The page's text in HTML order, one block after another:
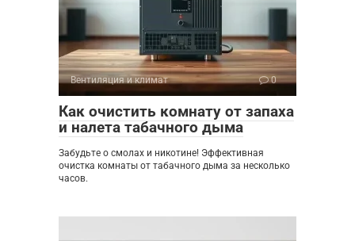
Вентиляция и климат 0
Как очистить комнату от запаха
и налета табачного дыма
Забудьте о смолах и никотине! Эффективная
очистка комнаты от табачного дыма за несколько
часов.